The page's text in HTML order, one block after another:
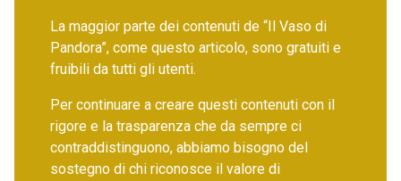
La maggior parte dei contenuti de “Il Vaso di
Pandora”, come questo articolo, sono gratuiti e
fruibili da tutti gli utenti.
Per continuare a creare questi contenuti con il
rigore e la trasparenza che da sempre ci
contraddistinguono, abbiamo bisogno del
sostegno di chi riconosce il valore di